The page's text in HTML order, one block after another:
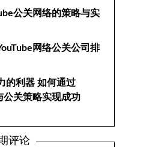
公关网络的策略与实
网络公关公司排
的利器 如何通过
公关策略实现成功
评论